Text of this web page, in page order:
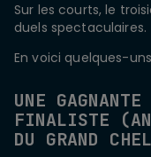
Sur les courts, le
duels spectaculaires.
En voici quelques-
UNE
FINALISTE
DU GRAND